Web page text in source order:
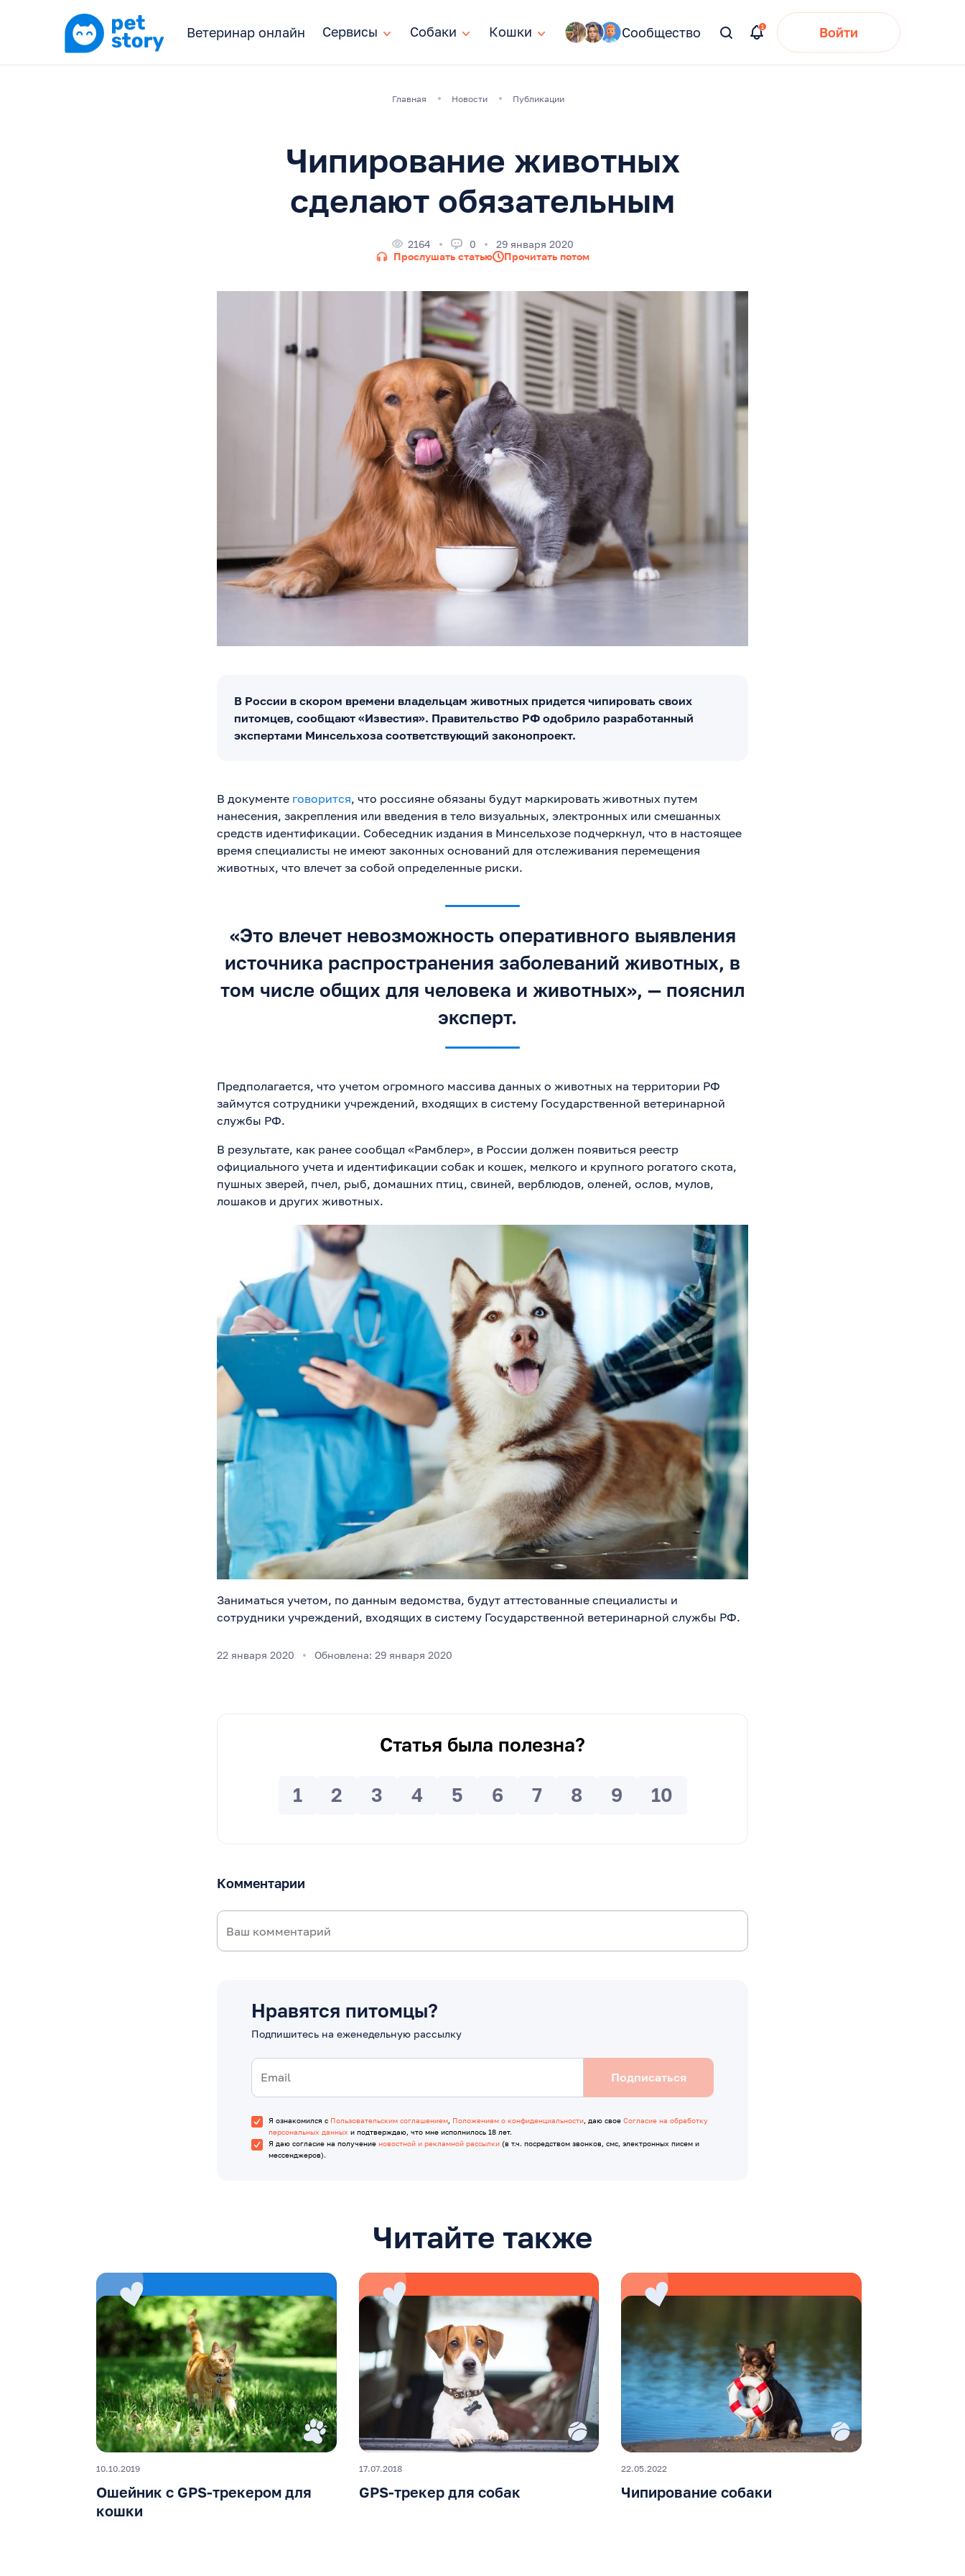
Ветеринар онлайн Сервисы
Сервисы Собаки
Собаки Кошки
Кошки Сообщество Войти
Главная Новости Публикации
Чипирование животных
сделают обязательным
2164 0
29 января 2020
Прослушать статью
Прочитать потом
В России в скором времени владельцам животных придется чипировать своих
питомцев, сообщают «Известия». Правительство РФ одобрило разработанный
экспертами Минсельхоза соответствующий законопроект.
В документе говорится, что россияне обязаны будут маркировать животных путем
нанесения, закрепления или введения в тело визуальных, электронных или смешанных
средств идентификации. Собеседник издания в Минсельхозе подчеркнул, что в настоящее
время специалисты не имеют законных оснований для отслеживания перемещения
животных, что влечет за собой определенные риски.
«Это влечет невозможность оперативного выявления
источника распространения заболеваний животных, в
том числе общих для человека и животных», — пояснил
эксперт.
Предполагается, что учетом огромного массива данных о животных на территории РФ
займутся сотрудники учреждений, входящих в систему Государственной ветеринарной
службы РФ.
В результате, как ранее сообщал «Рамблер», в России должен появиться реестр
официального учета и идентификации собак и кошек, мелкого и крупного рогатого скота,
пушных зверей, пчел, рыб, домашних птиц, свиней, верблюдов, оленей, ослов, мулов,
лошаков и других животных.
Заниматься учетом, по данным ведомства, будут аттестованные специалисты и
сотрудники учреждений, входящих в систему Государственной ветеринарной службы РФ.
22 января 2020 Обновлена: 29 января 2020
Статья была полезна?
10
9
8
7
6
5
4
3
2
1
Комментарии
Нравятся питомцы?
Подпишитесь на еженедельную рассылку
Подписаться
Я ознакомился с Пользовательским соглашением, Положением о конфиденциальности, даю свое Согласие на обработку
персональных данных и подтверждаю, что мне исполнилось 18 лет.
Я даю согласие на получение новостной и рекламной рассылки (в т.ч. посредством звонков, смс, электронных писем и
мессенджеров).
Читайте также
10.10.2019
Ошейник с GPS-трекером для
кошки
17.07.2018
GPS-трекер для собак
22.05.2022
Чипирование собаки